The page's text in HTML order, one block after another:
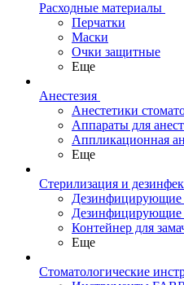
Расходные материалы
Перчатки
Маски
Очки защитные
Еще
Анестезия
Анестетики
Аппараты для
Аппликационная
Еще
Стерилизация и
Дезинфицирующие
Дезинфицирующие
Контейнер для
Еще
Стоматологические